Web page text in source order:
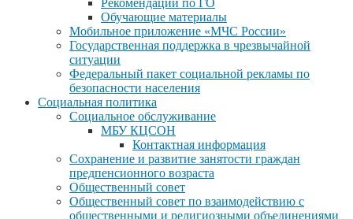
Обучающие материалы
Мобильное приложение «МЧС России»
Государственная поддержка в чрезвычайной
ситуации
Федеральный пакет социальной рекламы по
безопасности населения
Социальная политика
Социальное обслуживание
МБУ КЦСОН
Контактная информация
Сохранение и развитие занятости граждан
предпенсионного возраста
Общественный совет
Общественный совет по взаимодействию с
общественными и религиозными объединениями